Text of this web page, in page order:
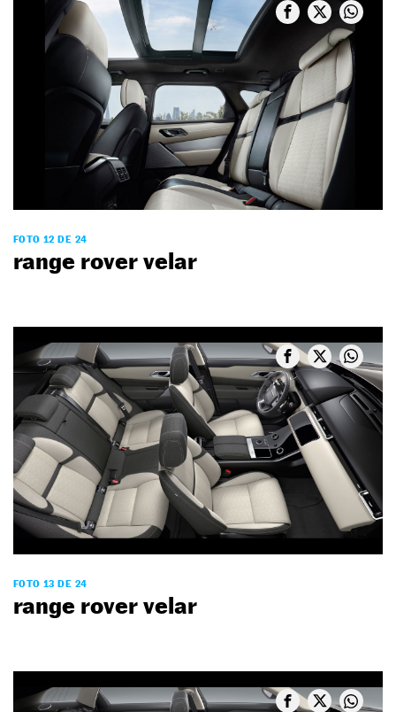
FOTO 12 DE 24
range rover velar
FOTO 13 DE 24
range rover velar